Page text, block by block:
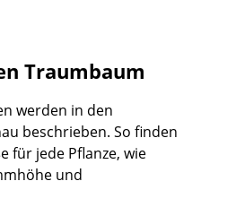
Traumbaum
werden in den
beschrieben. So finden
für jede Pflanze, wie
und